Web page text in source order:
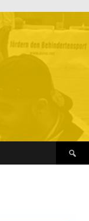
Suchen
nach: